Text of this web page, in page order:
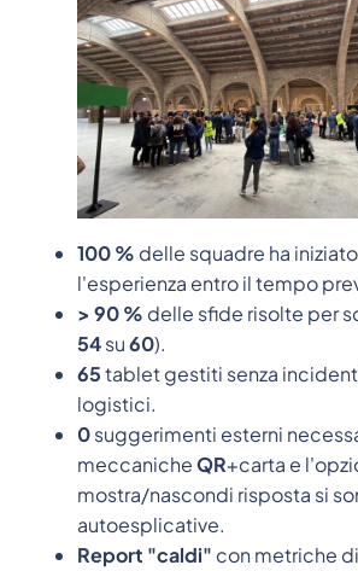
100 % delle squadre ha
l'esperienza entro il tempo
> 90 % delle sfide risolte per
54su60).
65tablet gestiti senza
logistici.
0suggerimenti esterni
meccanicheQR+carta e
mostra/nascondi risposta si
autoesplicative.
Report "caldi" con metriche